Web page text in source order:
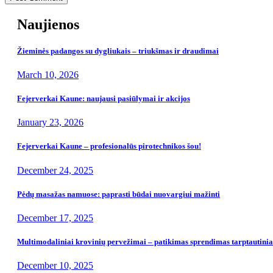
Naujienos
Žieminės padangos su dygliukais – triukšmas ir draudimai
March 10, 2026
Fejerverkai Kaune: naujausi pasiūlymai ir akcijos
January 23, 2026
Fejerverkai Kaune – profesionalūs pirotechnikos šou!
December 24, 2025
Pėdų masažas namuose: paprasti būdai nuovargiui mažinti
December 17, 2025
Multimodaliniai krovinių pervežimai – patikimas sprendimas
December 10, 2025